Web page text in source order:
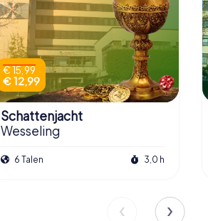
€ 15,99
€ 12,99
Schattenjacht
Wesseling
6 Talen 3,0 h